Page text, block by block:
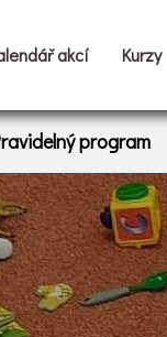
akcí Kurzy
program